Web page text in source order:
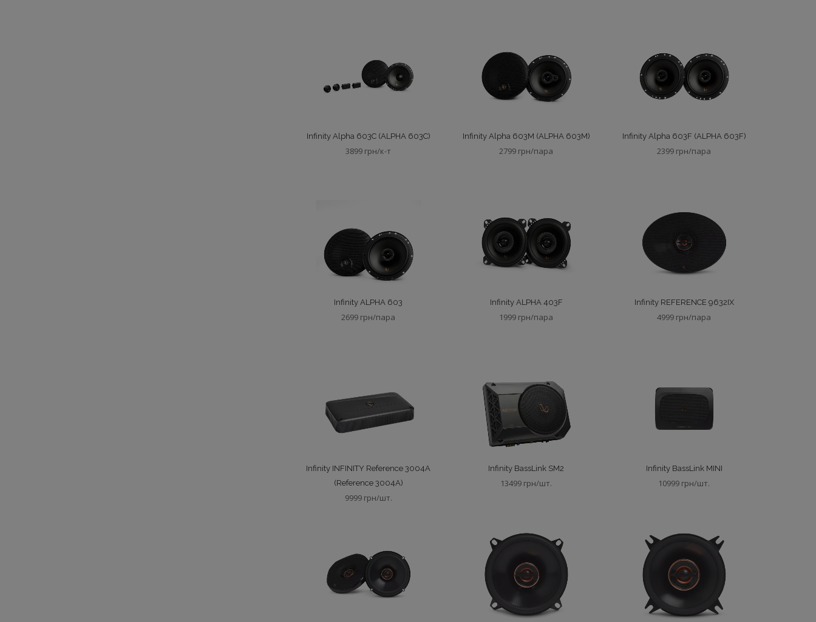
Infinity Alpha 603C (ALPHA 603C)
3899 грн/к-т
Infinity Alpha 603M (ALPHA 603M)
2799 грн/пара
Infinity Alpha 603F (ALPHA 603F)
2399 грн/пара
Infinity ALPHA 603
2699 грн/пара
Infinity ALPHA 403F
1999 грн/пара
Infinity REFERENCE 9632IX
4999 грн/пара
Infinity INFINITY Reference 3004A
(Reference 3004A)
9999 грн/шт.
Infinity BassLink SM2
13499 грн/шт.
Infinity BassLink MINI
10999 грн/шт.